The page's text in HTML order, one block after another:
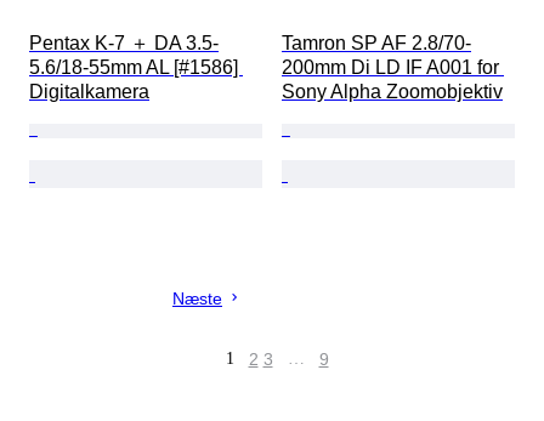
Pentax K-7 ＋ DA 3.5-
5.6/18-55mm AL [#1586]
Digitalkamera
Tamron SP AF 2.8/70-
200mm Di LD IF A001 for
Sony Alpha Zoomobjektiv
Næste
1 2 3 … 9